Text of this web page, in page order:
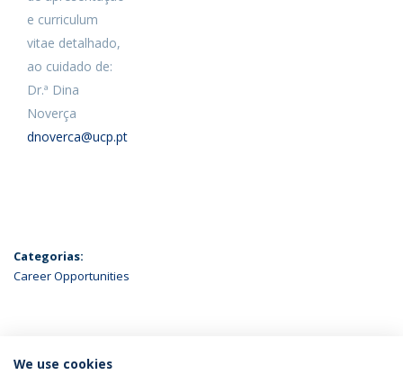
e curriculum
vitae detalhado,
ao cuidado de:
Dr.ª Dina
Noverça
dnoverca@ucp.pt
Categorias:
Career Opportunities
ÚLTIMAS NOTÍCIAS
We use cookies